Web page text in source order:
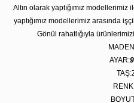
Altın olarak yaptığımız
yaptığımız modellerimiz arasında
Gönül rahatlığıyla
AYAR: